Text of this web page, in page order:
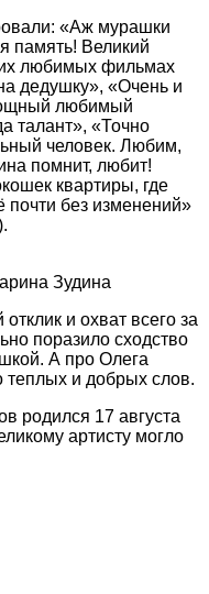
«Аж мурашки
память! Великий
любимых фильмах
дедушку», «Очень и
любимый
талант», «Точно
человек. Любим,
помнит, любит!
квартиры, где
без изменений»
Зудина
и охват всего за
поразило сходство
А про Олега
теплых и добрых слов.
родился 17 августа
артисту могло